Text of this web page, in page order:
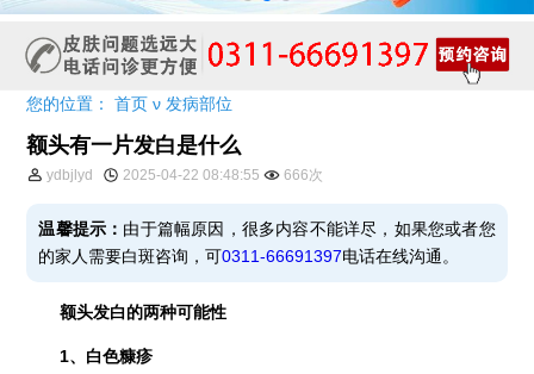
您的位置：首页 ν 发病部位
额头有一片发白是什么
ydbjlyd 2025-04-22 08:48:55 666次
温馨提示： 由于篇幅原因，很多内容不能详尽，如果您或者您
的家人需要白斑咨询，可0311-66691397电话在线沟通。
额头发白的两种可能性
1、白色糠疹